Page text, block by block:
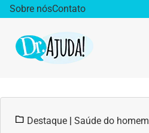
Sobre nósContato
Obesidade
Destaque | Saúde do homem